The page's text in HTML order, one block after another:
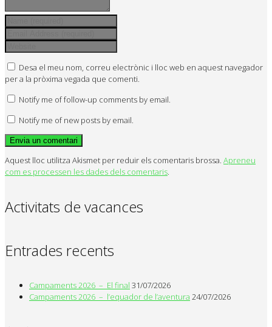
Desa el meu nom, correu electrònic i lloc web en aquest navegador
per a la pròxima vegada que comenti.
Notify me of follow-up comments by email.
Notify me of new posts by email.
Aquest lloc utilitza Akismet per reduir els comentaris brossa. Apreneu
com es processen les dades dels comentaris.
Activitats de vacances
Entrades recents
Campaments 2026 – El final 31/07/2026
Campaments 2026 – l’equador de l’aventura 24/07/2026